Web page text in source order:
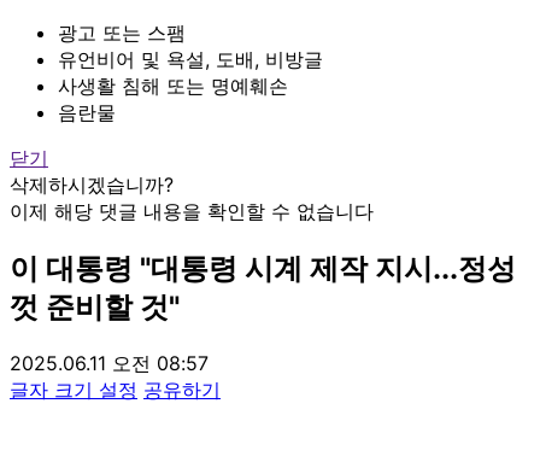
광고 또는 스팸
유언비어 및 욕설, 도배, 비방글
사생활 침해 또는 명예훼손
음란물
닫기
삭제하시겠습니까?
이제 해당 댓글 내용을 확인할 수 없습니다
이 대통령 "대통령 시계 제작 지시...정성
껏 준비할 것"
2025.06.11 오전 08:57
글자 크기 설정 공유하기